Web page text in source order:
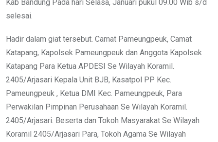
Kab Bandung Pada hari Selasa, Januari pukul 09.00 Wib s/d
selesai.
Hadir dalam giat tersebut. Camat Pameungpeuk, Camat
Katapang, Kapolsek Pameungpeuk dan Anggota Kapolsek
Katapang Para Ketua APDESI Se Wilayah Koramil.
2405/Arjasari Kepala Unit BJB, Kasatpol PP Kec.
Pameungpeuk , Ketua DMI Kec. Pameungpeuk, Para
Perwakilan Pimpinan Perusahaan Se Wilayah Koramil.
2405/Arjasari. Beserta dan Tokoh Masyarakat Se Wilayah
Koramil 2405/Arjasari Para, Tokoh Agama Se Wilayah